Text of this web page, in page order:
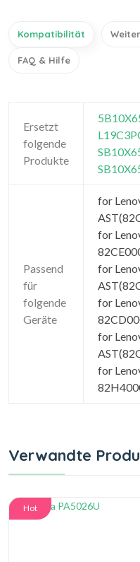
Kompatibilität
FAQ & Hilfe
Ersetzt
folgende
Produkte
Passend
für
folgende
Geräte
for
for
for
for
for
for
Verwandte
Hot